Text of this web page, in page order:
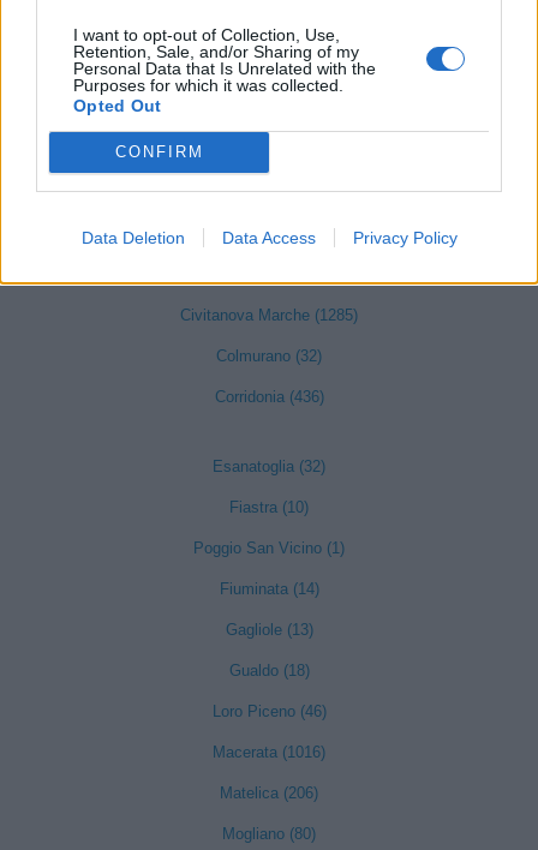
I want to opt-out of Collection, Use,
Retention, Sale, and/or Sharing of my
Personal Data that Is Unrelated with the
Purposes for which it was collected.
Opted Out
CONFIRM
Data Deletion Data Access Privacy Policy
Caldarola (34)
Camerino (121)
Castelsantangelo sul Nera (3)
Cessapalombo (6)
Civitanova Marche (1285)
Colmurano (32)
Corridonia (436)
Esanatoglia (32)
Fiastra (10)
Poggio San Vicino (1)
Fiuminata (14)
Gagliole (13)
Gualdo (18)
Loro Piceno (46)
Macerata (1016)
Matelica (206)
Mogliano (80)